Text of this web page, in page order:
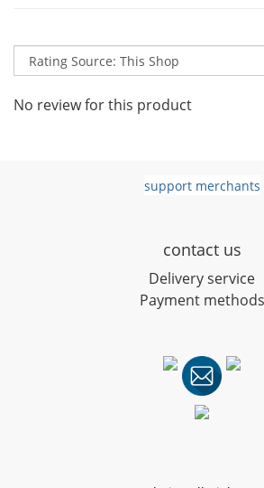
No review for this product
support merchants
contact us
Delivery service
Payment methods